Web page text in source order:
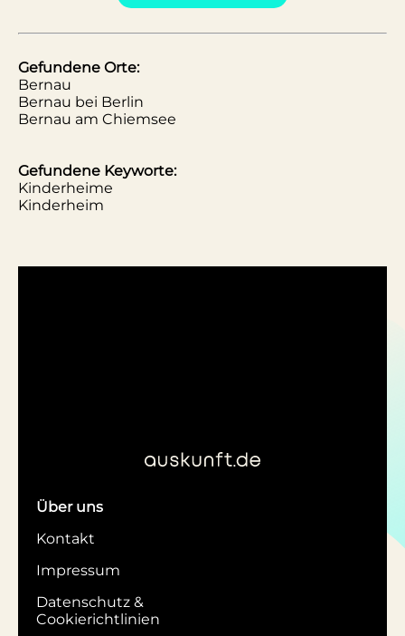
Gefundene Orte:
Bernau
Bernau bei Berlin
Bernau am Chiemsee
Gefundene Keyworte:
Kinderheime
Kinderheim
Über uns
Kontakt
Impressum
Datenschutz &
Cookierichtlinien